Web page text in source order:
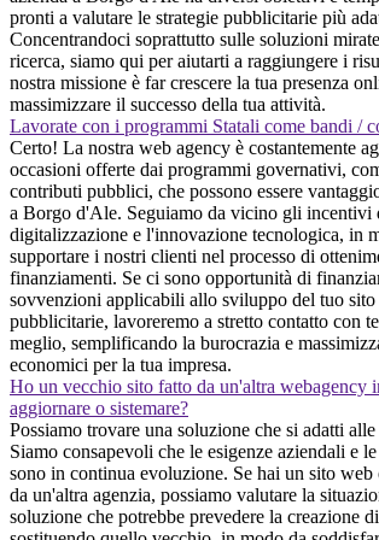
pronti a valutare le strategie pubblicitarie più
Concentrandoci soprattutto sulle soluzioni
ricerca, siamo qui per aiutarti a raggiungere i
nostra missione è far crescere la tua presenza
massimizzare il successo della tua attività.
Lavorate con i programmi Statali come bandi /
Certo! La nostra web agency è costantemente
occasioni offerte dai programmi governativi,
contributi pubblici, che possono essere
a Borgo d'Ale. Seguiamo da vicino gli incentivi
digitalizzazione e l'innovazione tecnologica, in
supportare i nostri clienti nel processo di
finanziamenti. Se ci sono opportunità di
sovvenzioni applicabili allo sviluppo del tuo sito
pubblicitarie, lavoreremo a stretto contatto con
meglio, semplificando la burocrazia e
economici per la tua impresa.
Ho un vecchio sito fatto da un'altra webagency
aggiornare o sistemare?
Possiamo trovare una soluzione che si adatti alle
Siamo consapevoli che le esigenze aziendali e
sono in continua evoluzione. Se hai un sito web
da un'altra agenzia, possiamo valutare la
soluzione che potrebbe prevedere la creazione